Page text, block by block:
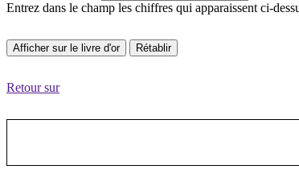
Entrez dans le champ les chiffres qui apparaissent ci-
Retour sur